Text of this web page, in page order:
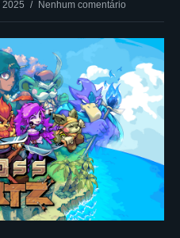
2025 Nenhum comentário